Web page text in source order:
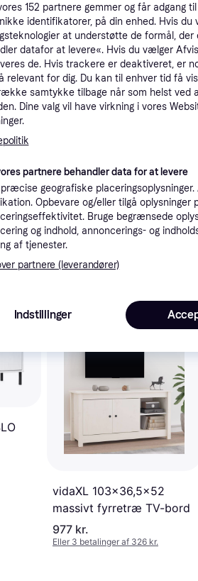
hvid
interesser.
vidaXL 103x36,5x52
massivt fyrretræ TV-bord
977 kr.
Eller 3 betalinger af 326 kr.
152 partnere gemmer og får adgang
identifikatorer, på din enhed. Hvis
at understøtte de formål,
datafor at levere«. Hvis du vælger
de. Hvis trackere er deaktiveret, er
relevant for dig. Du kan til enhver tid få
samtykke tilbage når som helst ved
Dine valg vil have virkning i vores
partnere behandler data for at levere
præcise geografiske
Opbevare og/eller tilgå oplysninger
Bruge begrænsede
og indhold, annoncerings- og
af tjenester.
partnere (leverandører)
Indstillinger